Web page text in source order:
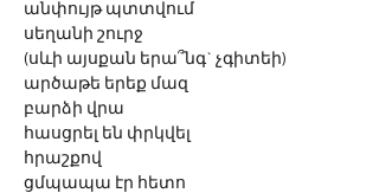
անփույթ պտտվում
սեղանի շուրջ
(սևի այսքան երա՞նգ` չգիտեի)
արծաթե երեք մազ
բարձի վրա
հասցրել են փրկվել
հրաշքով
ցմպապա էր հետո